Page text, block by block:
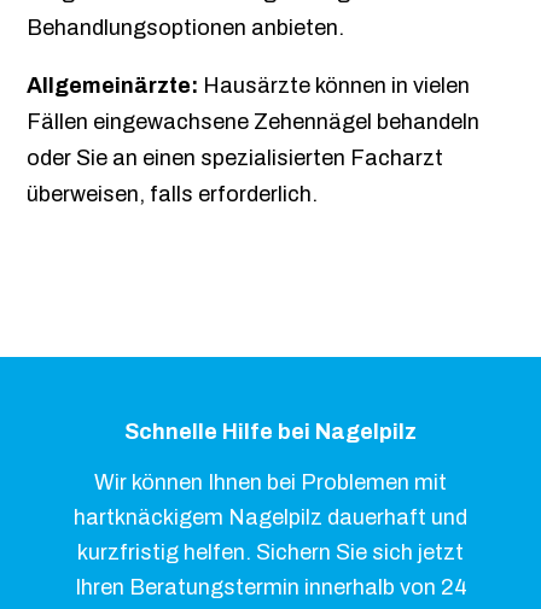
Behandlungsoptionen anbieten.
Allgemeinärzte: Hausärzte können in vielen
Fällen eingewachsene Zehennägel behandeln
oder Sie an einen spezialisierten Facharzt
überweisen, falls erforderlich.
Schnelle Hilfe bei Nagelpilz
Wir können Ihnen bei Problemen mit
hartknäckigem Nagelpilz dauerhaft und
kurzfristig helfen. Sichern Sie sich jetzt
Ihren Beratungstermin innerhalb von 24